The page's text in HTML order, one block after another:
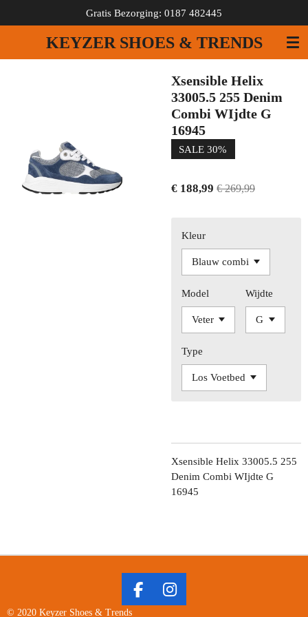
direct
de
KEYZER SHOES & TRENDS
Gratis Bezorging: 0187 482445
Xsensible Helix
33005.5 255 Denim
Combi WIjdte G
16945
SALE 30%
€ 188,99 € 269,99
Kleur
Model Wijdte
Type
Xsensible Helix 33005.5 255
Denim Combi WIjdte G
16945
F
I
© 2020 Keyzer Shoes & Trends